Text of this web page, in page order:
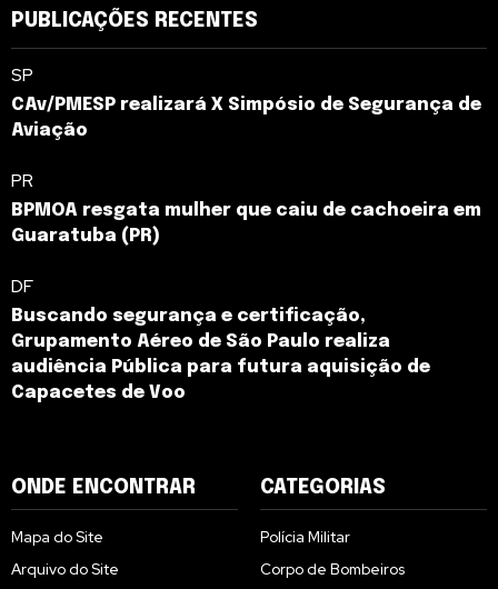
PUBLICAÇÕES RECENTES
SP
CAv/PMESP realizará X Simpósio de Segurança de
Aviação
PR
BPMOA resgata mulher que caiu de cachoeira em
Guaratuba (PR)
DF
Buscando segurança e certificação,
Grupamento Aéreo de São Paulo realiza
audiência Pública para futura aquisição de
Capacetes de Voo
ONDE ENCONTRAR
Mapa do Site
Arquivo do Site
CATEGORIAS
Polícia Militar
Corpo de Bombeiros